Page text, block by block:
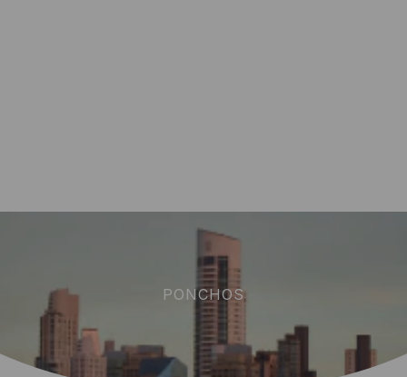
PONCHOS